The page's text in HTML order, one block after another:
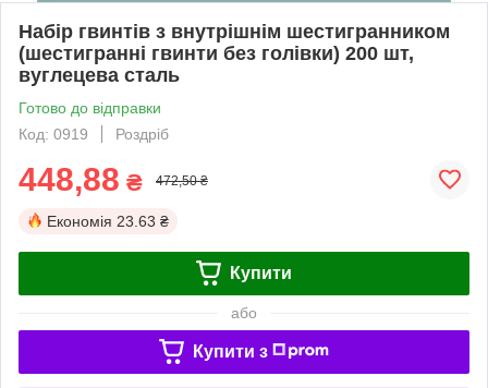
Набір гвинтів з внутрішнім шестигранником
(шестигранні гвинти без голівки) 200 шт,
вуглецева сталь
Готово до відправки
Код: 0919
Роздріб
448,88 ₴ 472,50 ₴
Економія 23.63 ₴
Купити
або
Купити з